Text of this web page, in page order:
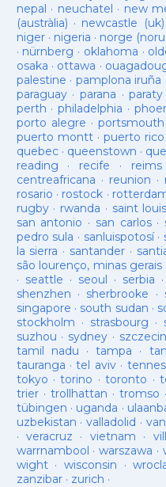
nepal · neuchatel · new
(austràlia) · newcastle (uk)
niger· nigeria · norge
· nürnberg · oklahoma ·
osaka · ottawa ·
palestine · pamplona iruña
paraguay· parana ·paraty
perth ·philadelphia ·
porto alegre ·portsmouth
puerto montt· puerto rico
quebec· queenstown ·
reading · recife · reims
centreafricana · reunion ·
rosario · rostock ·
rugby· rwanda · saint louis
san antonio · san carlos·
pedro sula · sanluispotosí·
la sierra · santander ·
são lourenço, minas gerais
· seattle · seoul · serbia ·
shenzhen · sherbrooke ·
singapore · south sudan ·
stockholm · strasbourg ·
suzhou · sydney · szczecin
tamil nadu ·tampa ·
tauranga ·tel aviv·
tokyo ·torino ·toronto ·
trier· trollhattan · tromso ·
tübingen · uganda ·
uzbekistan · valladolid ·
· veracruz · vietnam ·
warrnambool ·warszawa ·
wight· wisconsin ·
zanzibar· zurich ·